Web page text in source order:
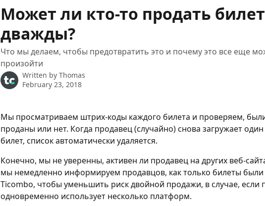
Может ли кто-то продать билет
дважды?
Что мы делаем, чтобы предотвратить это и почему это все еще
произойти
Written by Thomas
February 23, 2018
Мы просматриваем штрих-коды каждого билета и проверяем,
проданы или нет. Когда продавец (случайно) снова загружает
билет, список автоматически удаляется.
Конечно, мы не уверенны, активен ли продавец на других веб-
мы немедленно информируем продавцов, как только билеты
Тicombo, чтобы уменьшить риск двойной продажи, в случае, если
одновременно использует несколько платформ.